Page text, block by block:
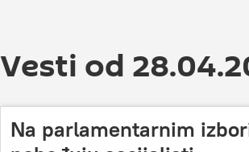
Vesti od
Na parlamentarnim